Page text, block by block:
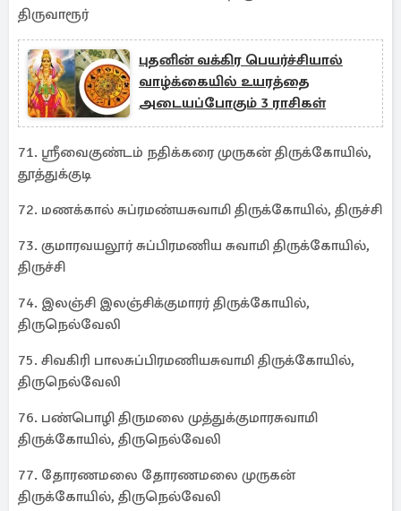
திருவாரூர்
புதனின் வக்கிர பெயர்ச்சியால்
வாழ்க்கையில் உயரத்தை
அடையப்போகும் 3 ராசிகள்
71. ஸ்ரீவைகுண்டம் நதிக்கரை முருகன் திருக்கோயில்,
தூத்துக்குடி
72. மணக்கால் சுப்ரமண்யசுவாமி திருக்கோயில், திருச்சி
73. குமாரவயலூர் சுப்பிரமணிய சுவாமி திருக்கோயில்,
திருச்சி
74. இலஞ்சி இலஞ்சிக்குமாரர் திருக்கோயில்,
திருநெல்வேலி
75. சிவகிரி பாலசுப்பிரமணியசுவாமி திருக்கோயில்,
திருநெல்வேலி
76. பண்பொழி திருமலை முத்துக்குமாரசுவாமி
திருக்கோயில், திருநெல்வேலி
77. தோரணமலை தோரணமலை முருகன்
திருக்கோயில், திருநெல்வேலி